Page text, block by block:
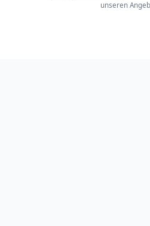
unseren